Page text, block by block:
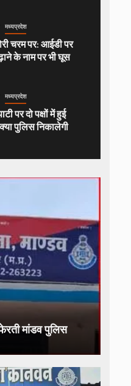
मध्यप्रदेश
चरम पर: आईडी पर
के नाम पर भी घूस
मध्यप्रदेश
पर दो पक्षों में हुई
पुलिस निकालेगी
मांडव पुलिस